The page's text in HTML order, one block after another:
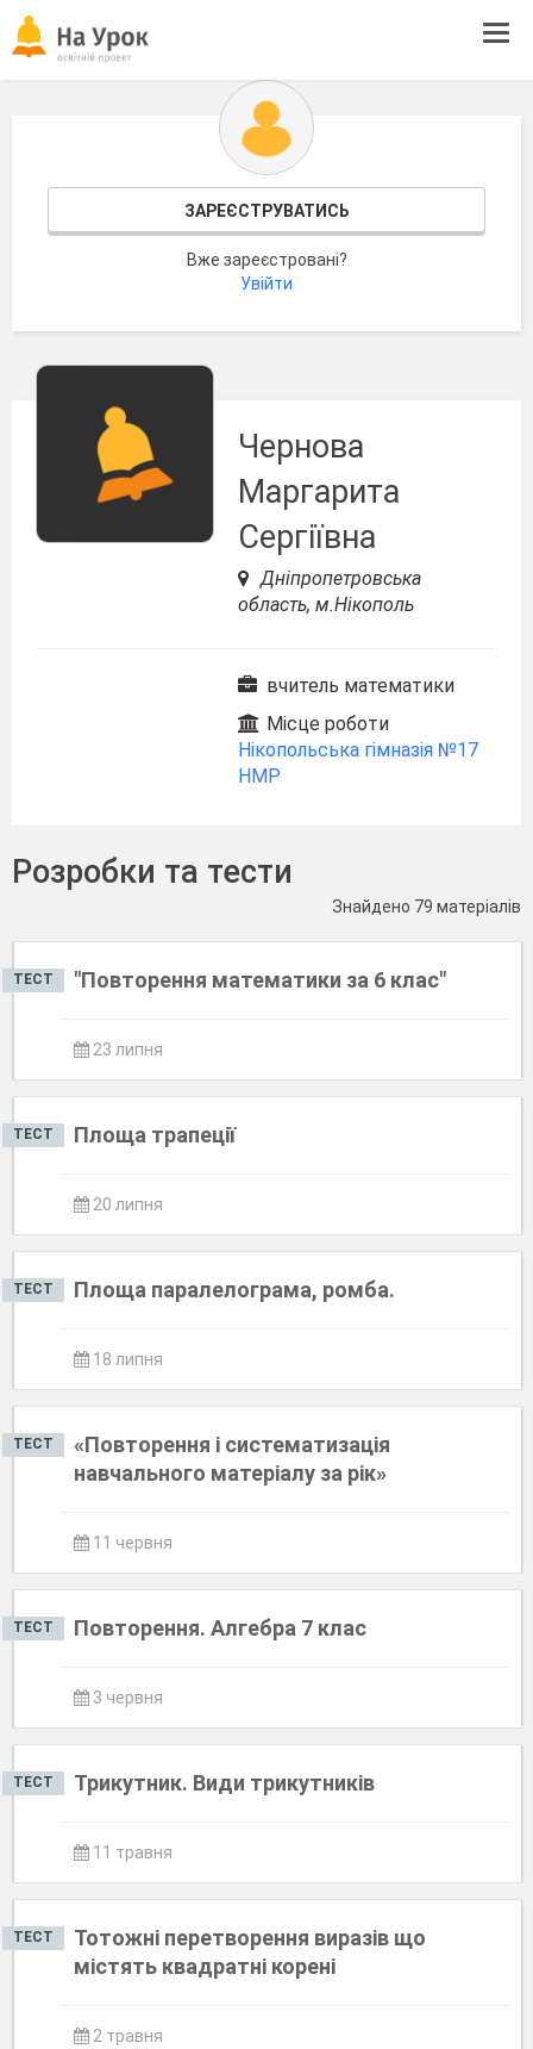
ЗАРЕЄСТРУВАТИСЬ
Вже зареєстровані?
Увійти
Чернова
Маргарита
Сергіївна
Дніпропетровська
область, м.Нікополь
вчитель математики
Місце роботи
Нікопольська гімназія №17
НМР
Розробки та тести
Знайдено 79 матеріалів
ТЕСТ "Повторення математики за 6 клас"
23 липня
ТЕСТ Площа трапеції
20 липня
ТЕСТ Площа паралелограма, ромба.
18 липня
ТЕСТ
«Повторення і систематизація
навчального матеріалу за рік»
11 червня
ТЕСТ Повторення. Алгебра 7 клас
3 червня
ТЕСТ Трикутник. Види трикутників
11 травня
ТЕСТ
Тотожні перетворення виразів що
містять квадратні корені
2 травня